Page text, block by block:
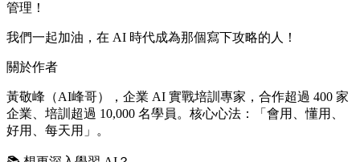
管理！
我們一起加油，在 AI 時代成為那個寫下攻略的人！
關於作者
黃敬峰（AI峰哥），企業 AI 實戰培訓專家，合作超過 400 家
企業、培訓超過 10,000 名學員。核心心法：「會用、懂用、
好用、每天用」。